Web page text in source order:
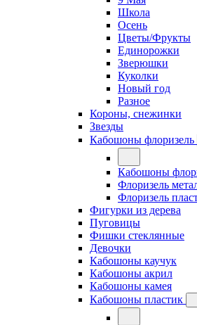
Школа
Осень
Цветы/Фрукты
Единорожки
Зверюшки
Куколки
Новый год
Разное
Короны, снежинки
Звезды
Кабошоны флоризель
Кабошоны
Флоризель
Флоризель
Фигурки из дерева
Пуговицы
Фишки стеклянные
Девочки
Кабошоны каучук
Кабошоны акрил
Кабошоны камея
Кабошоны пластик